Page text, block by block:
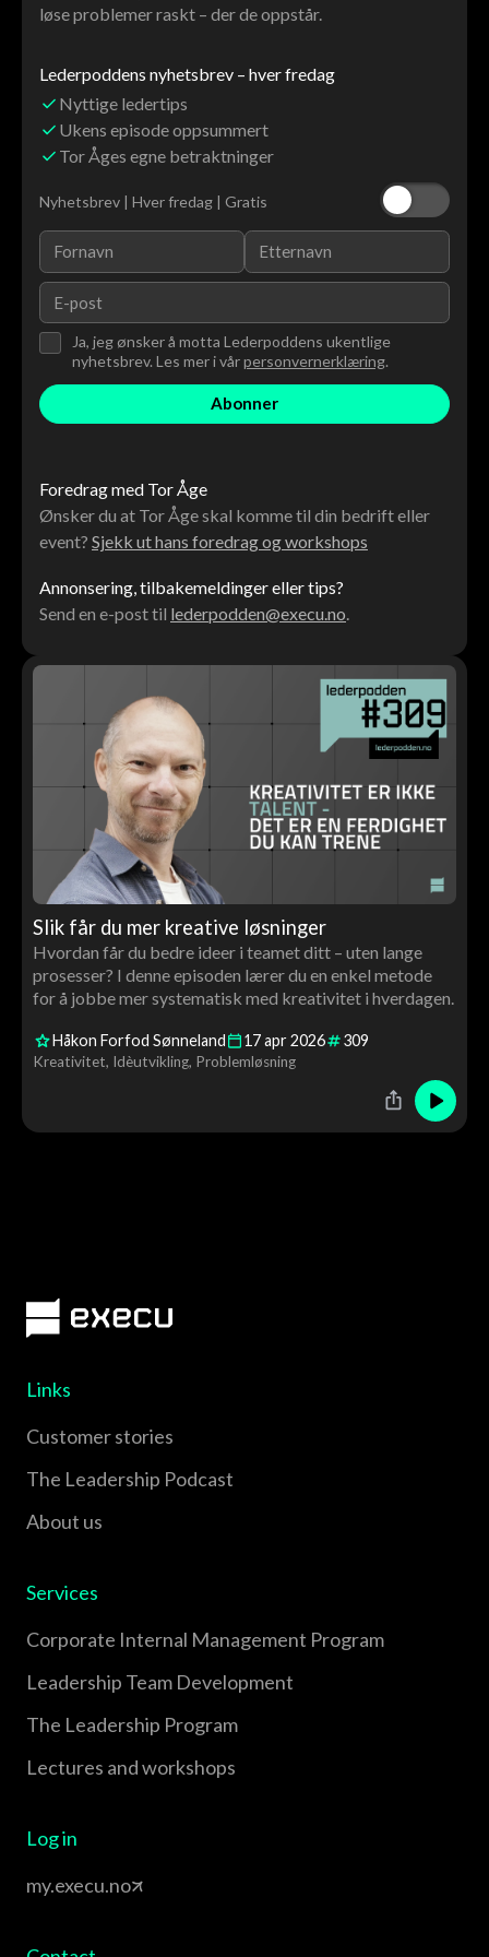
løse problemer raskt – der de oppstår.
Lederpoddens nyhetsbrev – hver fredag
Nyttige ledertips
Ukens episode oppsummert
Tor Åges egne betraktninger
Nyhetsbrev | Hver fredag | Gratis
Ja, jeg ønsker å motta Lederpoddens ukentlige
nyhetsbrev. Les mer i vårpersonvernerklæring.
Foredrag med Tor Åge
Ønsker du at Tor Åge skal komme til din bedrift eller
event? Sjekk ut hans foredrag og workshops
Annonsering, tilbakemeldinger eller tips?
Send en e-post til lederpodden@execu.no
Slik får du mer kreative løsninger
Hvordan får du bedre ideer i teamet ditt – uten lange
prosesser? I denne episoden lærer du en enkel metode
for å jobbe mer systematisk med kreativitet i hverdagen.
Håkon Forfod Sønneland 17apr2026 309
Kreativitet Idèutvikling Problemløsning
Links
Customer stories
The Leadership Podcast
About us
Services
Corporate Internal Management Program
Leadership Team Development
The Leadership Program
Lectures and workshops
Log in
my.execu.no